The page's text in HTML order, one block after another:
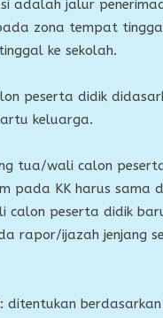
adalah jalur
zona tempat
ke sekolah.
peserta didik
keluarga.
tua/wali calon
pada KK harus sama
calon peserta didik
rapor/ijazah jenjang
: ditentukan